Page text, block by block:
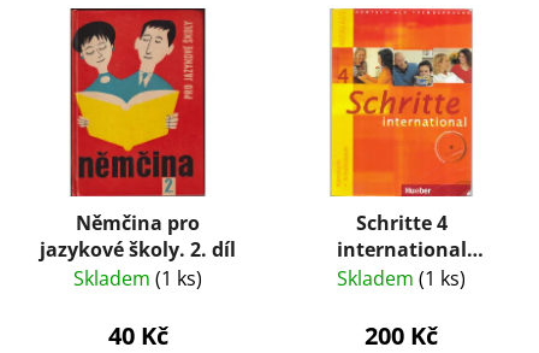
Němčina pro
jazykové školy. 2. díl
Skladem (1 ks)
40 Kč
Schritte 4
international
Kursbuch +
Skladem (1 ks)
200 Kč